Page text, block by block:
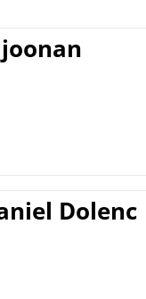
Dolenc